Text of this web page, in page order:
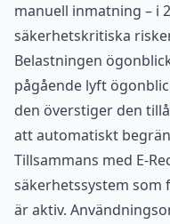
manuell inmatning – i
säkerhetskritiska
Belastningen
pågående lyft
den överstiger den
att automatiskt
Tillsammans med E-
säkerhetssystem som
är aktiv.